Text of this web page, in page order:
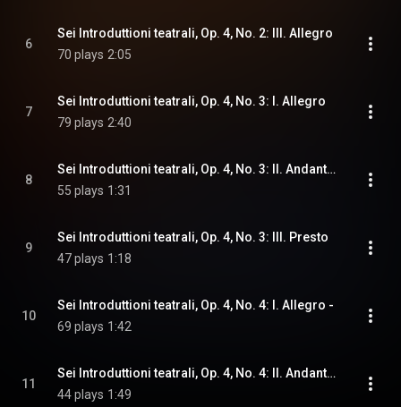
6
Sei Introduttioni teatrali, Op. 4, No. 2: III. Allegro
70 plays 2:05
7
Sei Introduttioni teatrali, Op. 4, No. 3: I. Allegro
79 plays 2:40
8
Sei Introduttioni teatrali, Op. 4, No. 3: II. Andante, sempre Piano
55 plays 1:31
9
Sei Introduttioni teatrali, Op. 4, No. 3: III. Presto
47 plays 1:18
10
Sei Introduttioni teatrali, Op. 4, No. 4: I. Allegro -
69 plays 1:42
11
Sei Introduttioni teatrali, Op. 4, No. 4: II. Andante, sempre piano -
44 plays 1:49